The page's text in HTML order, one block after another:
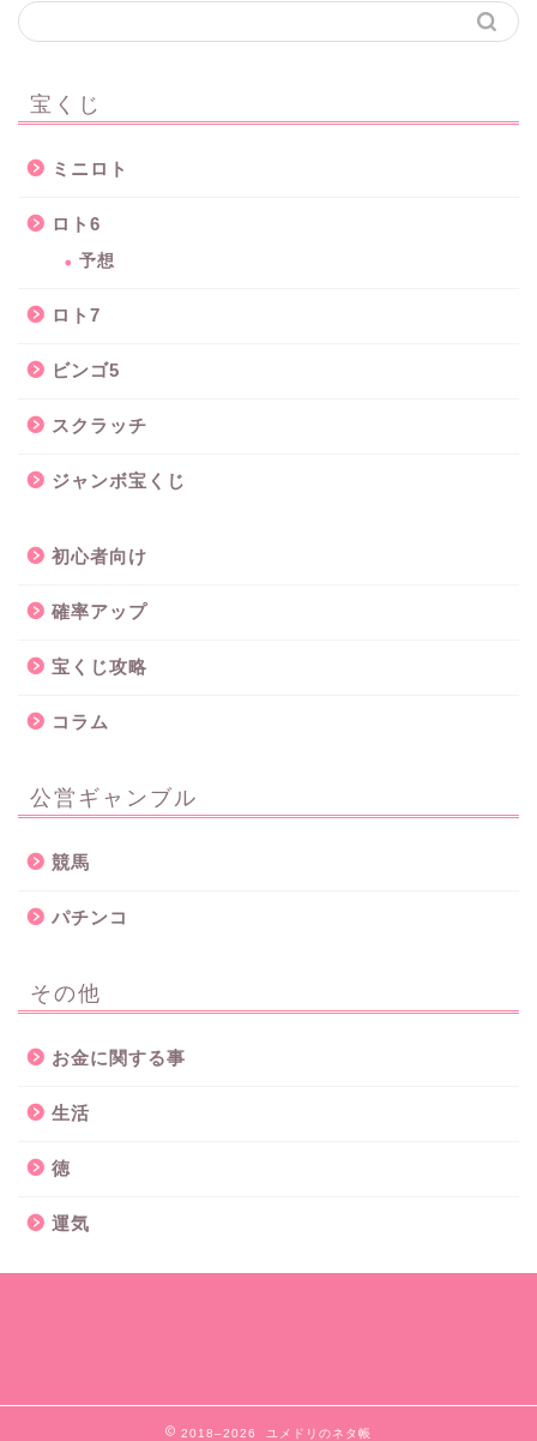
宝くじ
ミニロト
ロト6
予想
ロト7
ビンゴ5
スクラッチ
ジャンボ宝くじ
初心者向け
確率アップ
宝くじ攻略
コラム
公営ギャンブル
競馬
パチンコ
その他
お金に関する事
生活
徳
運気
2018–2026 ユメドリのネタ帳